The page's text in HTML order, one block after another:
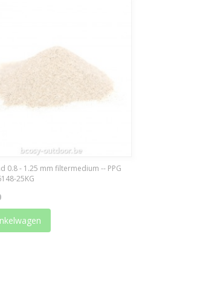
0.8 - 1.25 mm filtermedium -- PPG
25KG